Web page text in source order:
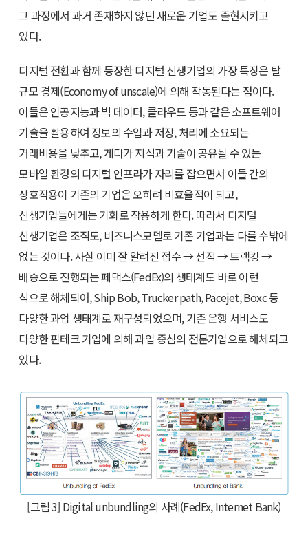
그 과정에서 과거 존재하지 않던 새로운 기업도 출현시키고
있다.
디지털 전환과 함께 등장한 디지털 신생기업의 가장 특징은 탈
규모 경제(Economy of unscale)에 의해 작동된다는 점이다.
이들은 인공지능과 빅 데이터, 클라우드 등과 같은 소프트웨어
기술을 활용하여 정보의 수입과 저장, 처리에 소요되는
거래비용을 낮추고, 게다가 지식과 기술이 공유될 수 있는
모바일 환경의 디지털 인프라가 자리를 잡으면서 이들 간의
상호작용이 기존의 기업은 오히려 비효율적이 되고,
신생기업들에게는 기회로 작용하게 한다. 따라서 디지털
신생기업은 조직도, 비즈니스모델로 기존 기업과는 다를 수밖에
없는 것이다. 사실 이미 잘 알려진 접수 → 선적 → 트랙킹 →
배송으로 진행되는 페댁스(FedEx)의 생태계도 바로 이런
식으로 해체되어, Ship Bob, Trucker path, Pacejet, Boxc 등
다양한 과업 생태계로 재구성되었으며, 기존 은행 서비스도
다양한 핀테크 기업에 의해 과업 중심의 전문기업으로 해체되고
있다.
[그림 3] Digital unbundling의 사례(FedEx, Internet Bank)